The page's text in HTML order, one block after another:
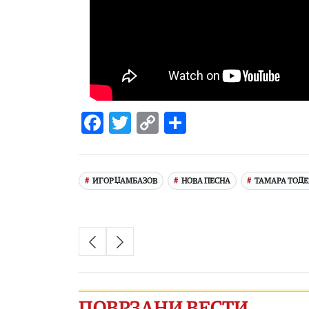
Facebook
Twitter
Copy
ИГОР ЏАМБАЗОВ НОВА ПЕСНА ТАМАРА